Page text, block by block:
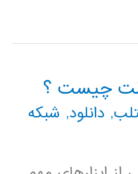
چیست ؟
, دانلود, شبکه